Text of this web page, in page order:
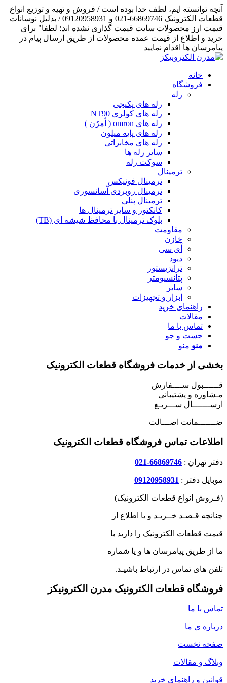
آنچه توانسته ایم، لطف خدا بوده است / فروش و تهیه و توزیع انواع
قطعات الکترونیک 66869746-021 و 09120958931 / بدلیل نوسانات
قیمت ارز محصولات سایت قیمت گذاری نشده اند؛ لطفا" برای
خرید و اطلاع از قیمت عمده محصولات از طریق ارسال پیام در
پیامرسان ها اقدام نمایید
خانه
فروشگاه
رله
رله های پکیجی
رله های کولری NT90
رله های omron ( اُمرُن )
رله های پایه میلون
رله های مخابراتی
سایر رله ها
سوکت رله
ترمینال
ترمینال فونیکس
ترمینال روبردی آسانسوری
ترمینال پنلی
کانکتور و سایر ترمینال ها
بلوک ترمینال با محافظ شیشه ای (TB)
مقاومت
خازن
آی سی
دیود
ترانزیستور
پتانسیومتر
سایر
ابزار و تجهیزات
راهنمای خرید
مقالات
تماس با ما
جست و جو
منو منو
بخشی از خدمات فروشگاه قطعات الکترونیک
قــــــبول ســــفارش
مـشاوره و پشتیبانی
ارســـــــال ســـریـع
ضـــــــمانت اصـــالت
اطلاعات تماس فروشگاه قطعات الکترونیک
دفتر تهران : 66869746-021
موبایل دفتر : 09120958931
(فـروش انواع قطعات الکترونیک)
چنانچه قـصـد خــریـد و یا اطلاع از
قیمت قطعات الکترونیک را دارید با
ما از طریق پیامرسان ها و یا شماره
تلفن های تماس در ارتباط باشیـد.
فروشگاه قطعات الکترونیک مدرن الکترونیکز
تماس با ما
درباره ی ما
صفحه نخست
وبلاگ و مقالات
قوانین و راهنمای خرید